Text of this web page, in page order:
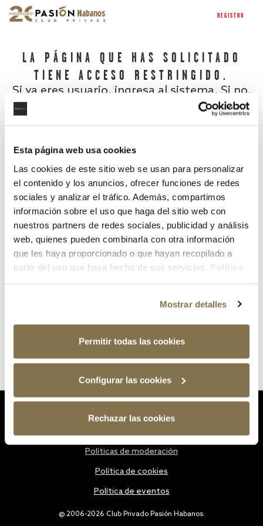
Esta página web usa cookies
Las cookies de este sitio web se usan para personalizar
el contenido y los anuncios, ofrecer funciones de redes
sociales y analizar el tráfico. Además, compartimos
información sobre el uso que haga del sitio web con
nuestros partners de redes sociales, publicidad y análisis
web, quienes pueden combinarla con otra información
que les haya proporcionado o que hayan recopilado a
partir del uso que haya hecho de sus servicios. Política
Mostrar detalles
Permitir todas las cookies
Configurar las cookies
Rechazar las cookies
REGISTRO
LA PÁGINA QUE HAS SOLICITADO
TIENE ACCESO RESTRINGIDO.
Si ya eres usuario, ingresa al sistema. Si no,
¿Has olvidado tu contraseña?
@ 2006-2026 Club Privado Pasión Habanos.
Políticas de moderación
Política de cookies
Política de eventos